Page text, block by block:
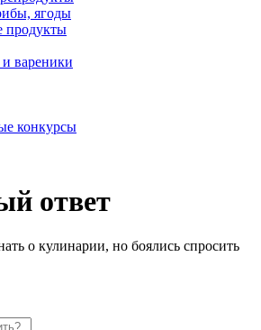
ягоды
продукты
вареники
конкурсы
ответ
о кулинарии, но боялись спросить